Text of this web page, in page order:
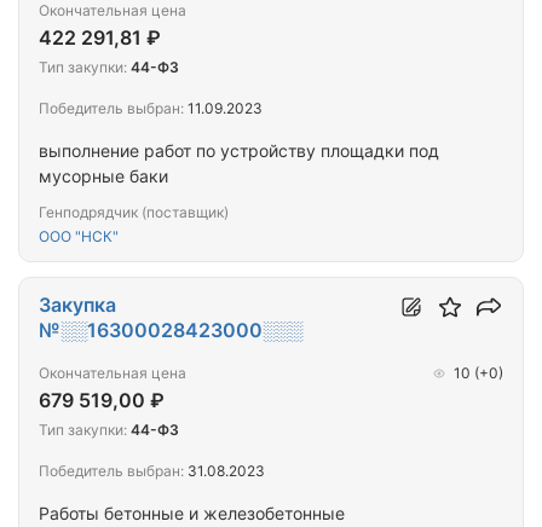
выполнение работ по устройству площадки под
мусорные баки
Генподрядчик (поставщик)
ООО "НСК"
Окончательная цена
422 291,81 ₽
Тип закупки: 44-ФЗ
Победитель выбран: 11.09.2023
Работы бетонные и железобетонные
Закупка
№░░16300028423000░░░
Окончательная цена
679 519,00 ₽
10 (+0)
Тип закупки: 44-ФЗ
Победитель выбран: 31.08.2023